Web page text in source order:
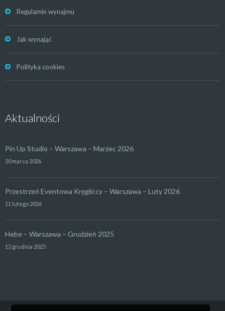
Regulamin wynajmu
Jak wynająć
Polityka cookies
Aktualności
Pin Up Studio – Warszawa – Marzec 2026
20 marca 2026
Przestrzeń Eventowa Kręgliccy – Warszawa – Luty 2026
11 lutego 2026
Hebe – Warszawa – Grudzień 2025
12 grudnia 2025